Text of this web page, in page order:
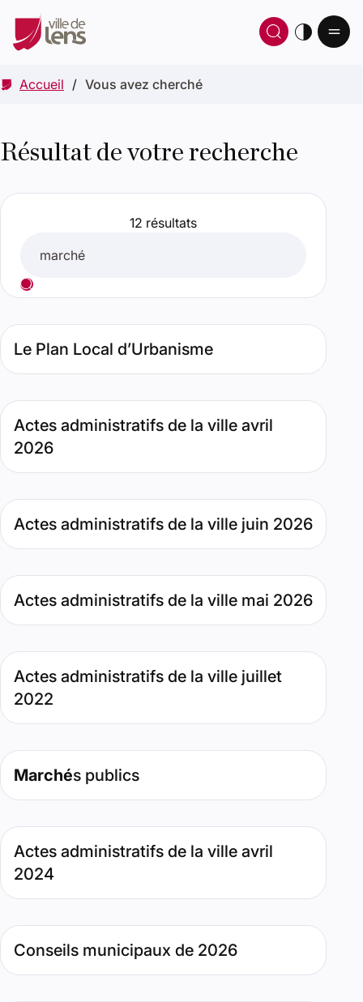
Ouvrir
Accueil Vous avez cherché
Résultat de votre recherche
12 résultats
Lancer votre recherche
Le Plan Local d’Urbanisme
Type de contenu : Page. Date : septembre 30, 2025.
Actes administratifs de la ville avril
2026
Type de contenu : Page. Date : février 23, 2026.
Actes administratifs de la ville juin 2026
Type de contenu : Page. Date : juin 1, 2026. Pertinence :
Actes administratifs de la ville mai 2026
Type de contenu : Page. Date : mai 4, 2026. Pertinence :
Actes administratifs de la ville juillet
2022
Type de contenu : Page. Date : août 26, 2022. Pertinence
Marchés publics
Type de contenu : Page. Date : mars 13, 2025. Pertinence
Actes administratifs de la ville avril
2024
Type de contenu : Page. Date : mai 6, 2024. Pertinence :
Conseils municipaux de 2026
Type de contenu : Page. Date : mars 20, 2026. Pertinence